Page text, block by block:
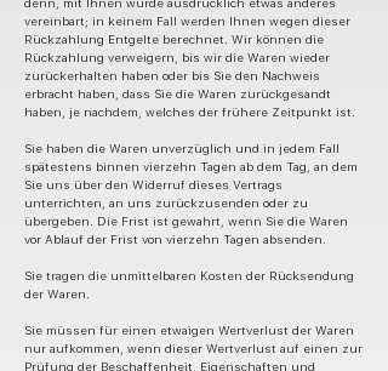
vereinbart; in keinem Fall werden Ihnen wegen dieser
Rückzahlung Entgelte berechnet. Wir können die
Rückzahlung verweigern, bis wir die Waren wieder
zurückerhalten haben oder bis Sie den Nachweis
erbracht haben, dass Sie die Waren zurückgesandt
haben, je nachdem, welches der frühere Zeitpunkt ist.
Sie haben die Waren unverzüglich und in jedem Fall
spätestens binnen vierzehn Tagen ab dem Tag, an dem
Sie uns über den Widerruf dieses Vertrags
unterrichten, an uns zurückzusenden oder zu
übergeben. Die Frist ist gewahrt, wenn Sie die Waren
vor Ablauf der Frist von vierzehn Tagen absenden.
Sie tragen die unmittelbaren Kosten der Rücksendung
der Waren.
Sie müssen für einen etwaigen Wertverlust der Waren
nur aufkommen, wenn dieser Wertverlust auf einen zur
Prüfung der Beschaffenheit, Eigenschaften und